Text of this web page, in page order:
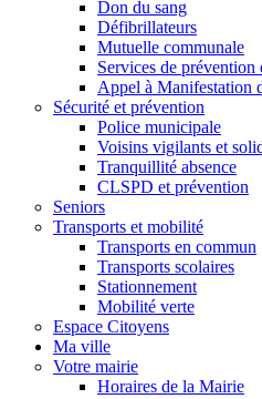
Don du sang
Défibrillateurs
Mutuelle communale
Services de
Appel à Manifestation
Sécurité et prévention
Police municipale
Voisins vigilants et
Tranquillité absence
CLSPD et prévention
Seniors
Transports et mobilité
Transports en commun
Transports scolaires
Stationnement
Mobilité verte
Espace Citoyens
Ma ville
Votre mairie
Horaires de la Mairie